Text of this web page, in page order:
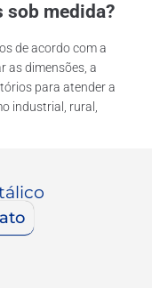
medida?
de acordo com a
as dimensões, a
para atender a
industrial, rural,